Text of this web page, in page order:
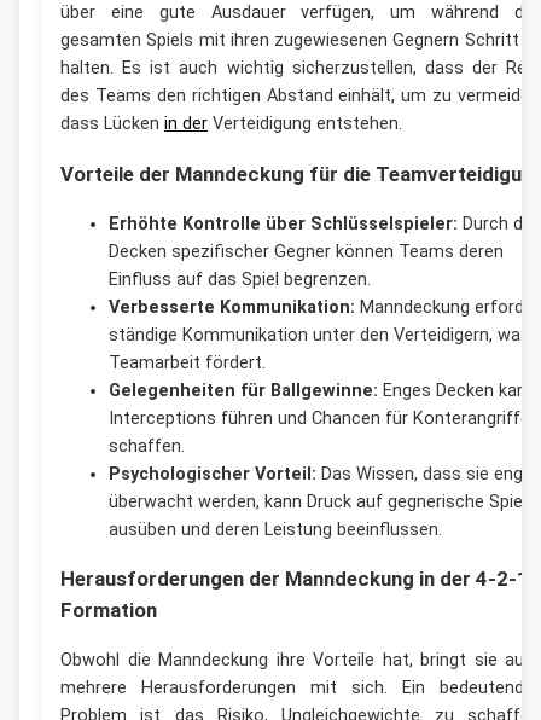
über eine gute Ausdauer verfügen, um während
gesamten Spiels mit ihren zugewiesenen Gegnern Schritt
halten. Es ist auch wichtig sicherzustellen, dass der
des Teams den richtigen Abstand einhält, um zu
dass Lücken in der Verteidigung entstehen.
Vorteile der Manndeckung für die
Erhöhte Kontrolle über Schlüsselspieler: Durch das
Decken spezifischer Gegner können Teams deren
Einfluss auf das Spiel begrenzen.
Verbesserte Kommunikation: Manndeckung
ständige Kommunikation unter den Verteidigern, was
Teamarbeit fördert.
Gelegenheiten für Ballgewinne: Enges Decken
Interceptions führen und Chancen für Konterangriffe
schaffen.
Psychologischer Vorteil: Das Wissen, dass sie eng
überwacht werden, kann Druck auf gegnerische Spieler
ausüben und deren Leistung beeinflussen.
Herausforderungen der Manndeckung in der 4-2-
Formation
Obwohl die Manndeckung ihre Vorteile hat, bringt sie
mehrere Herausforderungen mit sich. Ein